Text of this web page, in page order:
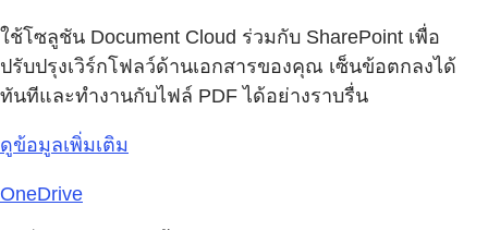
ใช้โซลูชัน Document Cloud ร่วมกับ SharePoint เพื่อ
ปรับปรุงเวิร์กโฟลว์ด้านเอกสารของคุณ เซ็นข้อตกลงได้
ทันทีและทำงานกับไฟล์ PDF ได้อย่างราบรื่น
ดูข้อมูลเพิ่มเติม
OneDrive